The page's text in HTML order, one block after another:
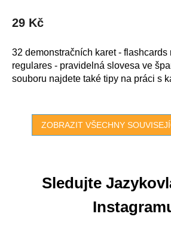
29 Kč
32 demonstračních karet - flashcards
regulares - pravidelná slovesa ve
souboru najdete také tipy na práci s
ZOBRAZIT VŠECHNY
Sledujte